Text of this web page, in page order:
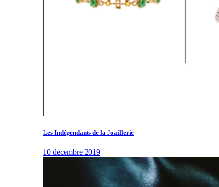
Les Indépendants de la Joaillerie
10 décembre 2019